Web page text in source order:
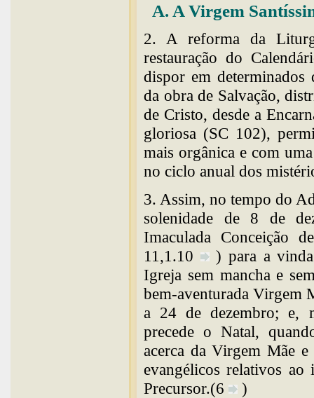
A. A Virgem
2. A reforma da
restauração do
dispor em
da obra de Salvação,
de Cristo, desde a
gloriosa (SC 102),
mais orgânica e com
no ciclo anual dos
3. Assim, no tempo do
solenidade de 8 de
Imaculada Conceição
11,1.10
) para a
Igreja sem mancha e
bem-aventurada Virgem
a 24 de dezembro; e,
precede o Natal,
acerca da Virgem Mãe
evangélicos relativos
Precursor.(6
)